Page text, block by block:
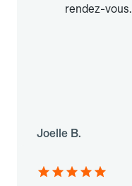
rendez-vous.
Joelle B.